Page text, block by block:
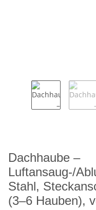
Dachhaube –
Luftansaug-/
Stahl,
(3–6 Hauben),